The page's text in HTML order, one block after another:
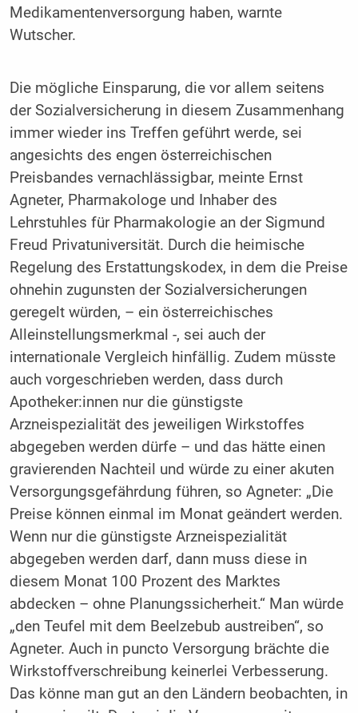
Medikamentenversorgung haben, warnte
Wutscher.
Die mögliche Einsparung, die vor allem seitens
der Sozialversicherung in diesem Zusammenhang
immer wieder ins Treffen geführt werde, sei
angesichts des engen österreichischen
Preisbandes vernachlässigbar, meinte Ernst
Agneter, Pharmakologe und Inhaber des
Lehrstuhles für Pharmakologie an der Sigmund
Freud Privatuniversität. Durch die heimische
Regelung des Erstattungskodex, in dem die Preise
ohnehin zugunsten der Sozialversicherungen
geregelt würden, – ein österreichisches
Alleinstellungsmerkmal -, sei auch der
internationale Vergleich hinfällig. Zudem müsste
auch vorgeschrieben werden, dass durch
Apotheker:innen nur die günstigste
Arzneispezialität des jeweiligen Wirkstoffes
abgegeben werden dürfe – und das hätte einen
gravierenden Nachteil und würde zu einer akuten
Versorgungsgefährdung führen, so Agneter: „Die
Preise können einmal im Monat geändert werden.
Wenn nur die günstigste Arzneispezialität
abgegeben werden darf, dann muss diese in
diesem Monat 100 Prozent des Marktes
abdecken – ohne Planungssicherheit.“ Man würde
„den Teufel mit dem Beelzebub austreiben“, so
Agneter. Auch in puncto Versorgung brächte die
Wirkstoffverschreibung keinerlei Verbesserung.
Das könne man gut an den Ländern beobachten, in